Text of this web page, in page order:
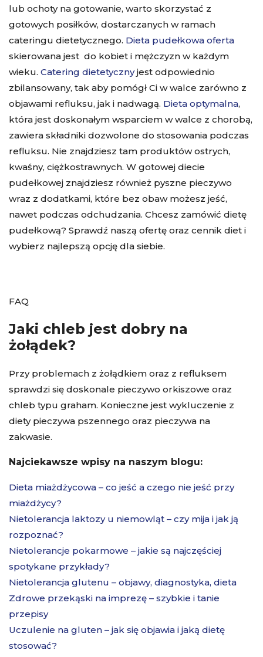
lub ochoty na gotowanie, warto skorzystać z
gotowych posiłków, dostarczanych w ramach
cateringu dietetycznego. Dieta pudełkowa oferta
skierowana jest do kobiet i mężczyzn w każdym
wieku. Catering dietetycznyjest odpowiednio
zbilansowany, tak aby pomógł Ci w walce zarówno z
objawami refluksu, jak i nadwagą. Dieta optymalna,
która jest doskonałym wsparciem w walce z chorobą,
zawiera składniki dozwolone do stosowania podczas
refluksu. Nie znajdziesz tam produktów ostrych,
kwaśny, ciężkostrawnych. W gotowej diecie
pudełkowej znajdziesz również pyszne pieczywo
wraz z dodatkami, które bez obaw możesz jeść,
nawet podczas odchudzania. Chcesz zamówić dietę
pudełkową? Sprawdź naszą ofertę oraz cennik diet i
wybierz najlepszą opcję dla siebie.
FAQ
Jaki chleb jest dobry na
żołądek?
Przy problemach z żołądkiem oraz z refluksem
sprawdzi się doskonale pieczywo orkiszowe oraz
chleb typu graham. Konieczne jest wykluczenie z
diety pieczywa pszennego oraz pieczywa na
zakwasie.
Najciekawsze wpisy na naszym blogu:
Dieta miażdżycowa – co jeść a czego nie jeść przy
miażdżycy?
Nietolerancja laktozy u niemowląt – czy mija i jak ją
rozpoznać?
Nietolerancje pokarmowe – jakie są najczęściej
spotykane przykłady?
Nietolerancja glutenu – objawy, diagnostyka, dieta
Zdrowe przekąski na imprezę – szybkie i tanie
przepisy
Uczulenie na gluten – jak się objawia i jaką dietę
stosować?